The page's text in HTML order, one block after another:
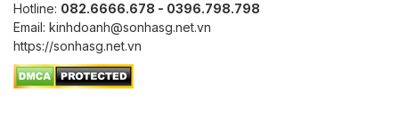
Hotline: 082.6666.678 - 0396.798.798
Email: kinhdoanh@sonhasg.net.vn
https://sonhasg.net.vn